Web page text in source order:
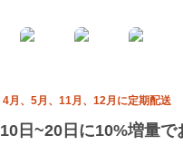
月、5月、11月、12月に定期配送
日~20日に10%増量で